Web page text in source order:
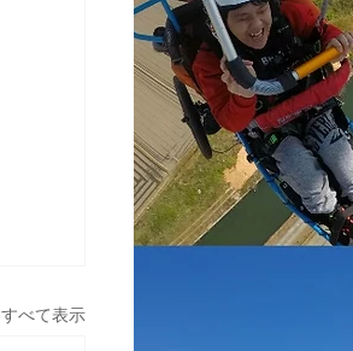
すべて表示